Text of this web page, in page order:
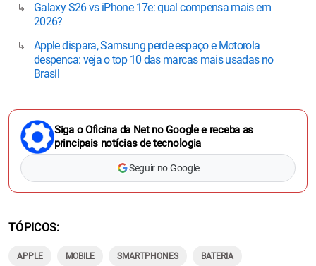
Galaxy S26 vs iPhone 17e: qual compensa mais em
2026?
Apple dispara, Samsung perde espaço e Motorola
despenca: veja o top 10 das marcas mais usadas no
Brasil
Siga o Oficina da Net no Google e receba as
principais notícias de tecnologia
Seguir no Google
TÓPICOS
APPLE MOBILE SMARTPHONES BATERIA